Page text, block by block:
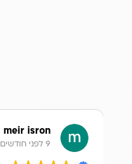
meir isron
9 לפני חודשים